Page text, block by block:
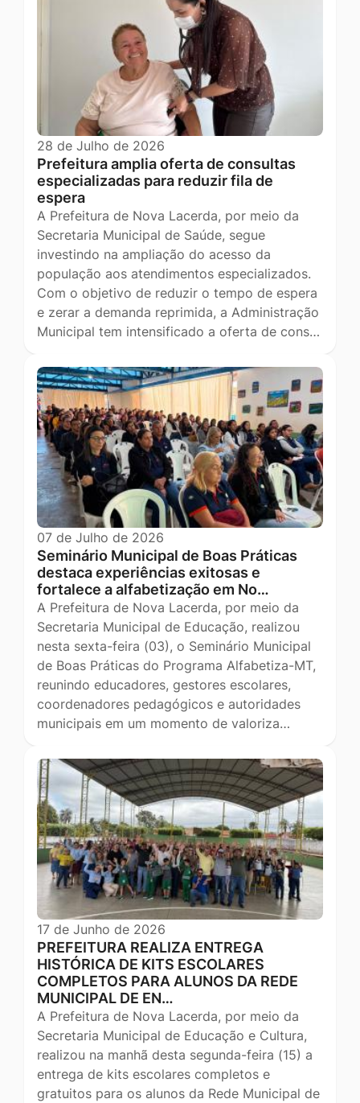
28 de Julho de 2026
Prefeitura amplia oferta de consultas
especializadas para reduzir fila de
espera
A Prefeitura de Nova Lacerda, por meio da
Secretaria Municipal de Saúde, segue
investindo na ampliação do acesso da
população aos atendimentos especializados.
Com o objetivo de reduzir o tempo de espera
e zerar a demanda reprimida, a Administração
Municipal tem intensificado a oferta de cons…
07 de Julho de 2026
Seminário Municipal de Boas Práticas
destaca experiências exitosas e
fortalece a alfabetização em No…
A Prefeitura de Nova Lacerda, por meio da
Secretaria Municipal de Educação, realizou
nesta sexta-feira (03), o Seminário Municipal
de Boas Práticas do Programa Alfabetiza-MT,
reunindo educadores, gestores escolares,
coordenadores pedagógicos e autoridades
municipais em um momento de valoriza…
17 de Junho de 2026
PREFEITURA REALIZA ENTREGA
HISTÓRICA DE KITS ESCOLARES
COMPLETOS PARA ALUNOS DA REDE
MUNICIPAL DE EN…
A Prefeitura de Nova Lacerda, por meio da
Secretaria Municipal de Educação e Cultura,
realizou na manhã desta segunda-feira (15) a
entrega de kits escolares completos e
gratuitos para os alunos da Rede Municipal de